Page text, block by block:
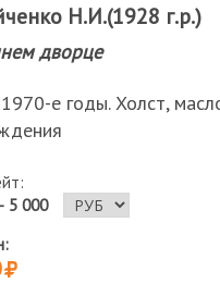
Н.И.(1928 г.р.)
дворце
е годы. Холст,
5 000